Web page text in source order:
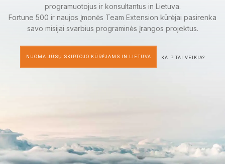
programuotojus ir konsultantus in Lietuva.
Fortune 500 ir naujos įmonės Team Extension kūrėjai pasirenka
savo misijai svarbius programinės įrangos projektus.
NUOMA JŪSŲ SKIRTOJO KŪRĖJAMS IN LIETUVA KAIP TAI VEIKIA?